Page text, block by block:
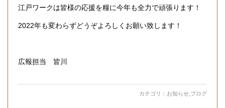
江戸ワークは皆様の応援を糧に今年も全力で頑張ります！
2022年も変わらずどうぞよろしくお願い致します！
広報担当 皆川
カテゴリ： お知らせ ブログ